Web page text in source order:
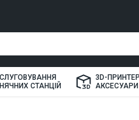
СТАНЦІЙ
3D-
АКСЕСУАРИ